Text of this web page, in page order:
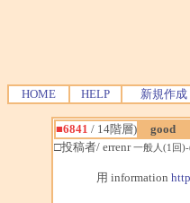
HOME HELP 新規作成
■6841 / 14階層)
good
□投稿者/ errenr一般人(1回
用 information